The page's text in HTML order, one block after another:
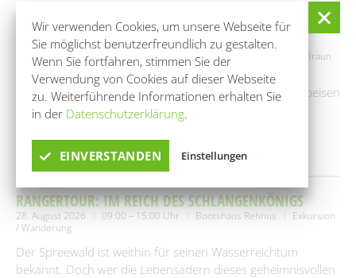
Wir verwenden Cookies, um unsere Webseite für
Sie möglichst benutzerfreundlich zu gestalten.
Wenn Sie fortfahren, stimmen Sie der
Verwendung von Cookies auf dieser Webseite
zu. Weiterführende Informationen erhalten Sie
in der Datenschutzerklärung.
EINVERSTANDEN Einstellungen
ROHKOST-WORKSHOP
25. August 2026 10:00 – 13:00 Uhr
Naturheilpraxen Ina-Elke Braun
Workshop / Seminar
Gemeinsames Herstellen von verschiedenen Rohkostspeisen
(4-5 Gänge Menü)Danach gemeinsames Essen mit den
mehr erfahren
RANGERTOUR: IM REICH DES SCHLANGENKÖNIGS
28. August 2026 09:00 – 15:00 Uhr Bootshaus Rehnus
Exkursion
/ Wanderung
Der Spreewald ist weithin für seinen Wasserreichtum
bekannt. Doch wer die Lebensadern dieses geheimnisvollen